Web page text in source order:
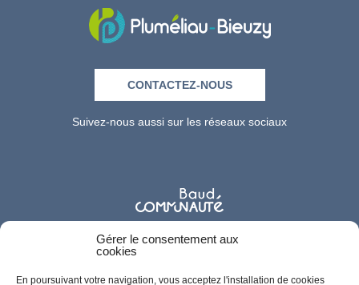
Gérer le consentement aux
cookies
En poursuivant votre navigation, vous acceptez l'installation de cookies
CONTACTEZ-NOUS
Suivez-nous aussi sur les réseaux sociaux